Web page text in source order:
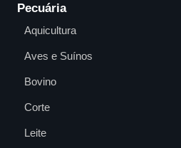
Pecuária
Aquicultura
Aves e Suínos
Bovino
Corte
Leite